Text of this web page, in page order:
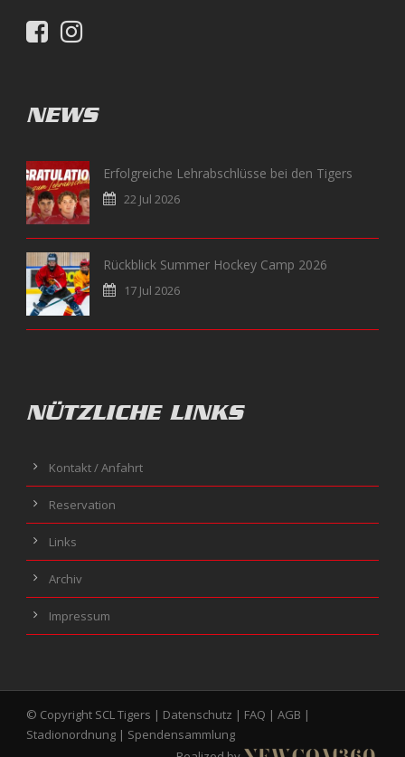
NEWS
Erfolgreiche Lehrabschlüsse bei den Tigers
22 Jul 2026
Rückblick Summer Hockey Camp 2026
17 Jul 2026
NÜTZLICHE LINKS
Kontakt / Anfahrt
Reservation
Links
Archiv
Impressum
© Copyright SCL Tigers | Datenschutz | FAQ | AGB |
Stadionordnung | Spendensammlung